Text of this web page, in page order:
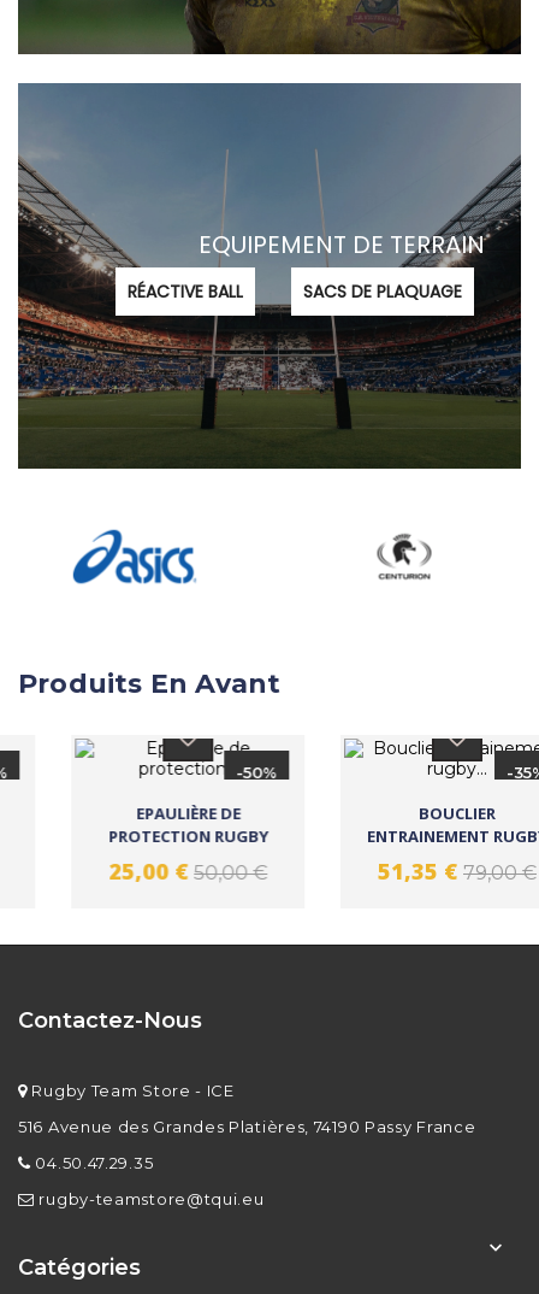
EQUIPEMENT DE TERRAIN
RÉACTIVE BALL SACS DE PLAQUAGE
Produits En Avant
-50%
EPAULIÈRE DE
PROTECTION RUGBY
GILBERT ATOMIC ZENON
25,00 € 50,00 €
-35%
BOUCLIER
ENTRAINEMENT RUGBY
CENTURION MAORI
JUNIOR
51,35 € 79,00 €
Contactez-Nous
Rugby Team Store - ICE
516 Avenue des Grandes Platières, 74190 Passy France
04.50.47.29.35
rugby-teamstore@tqui.eu
Catégories
